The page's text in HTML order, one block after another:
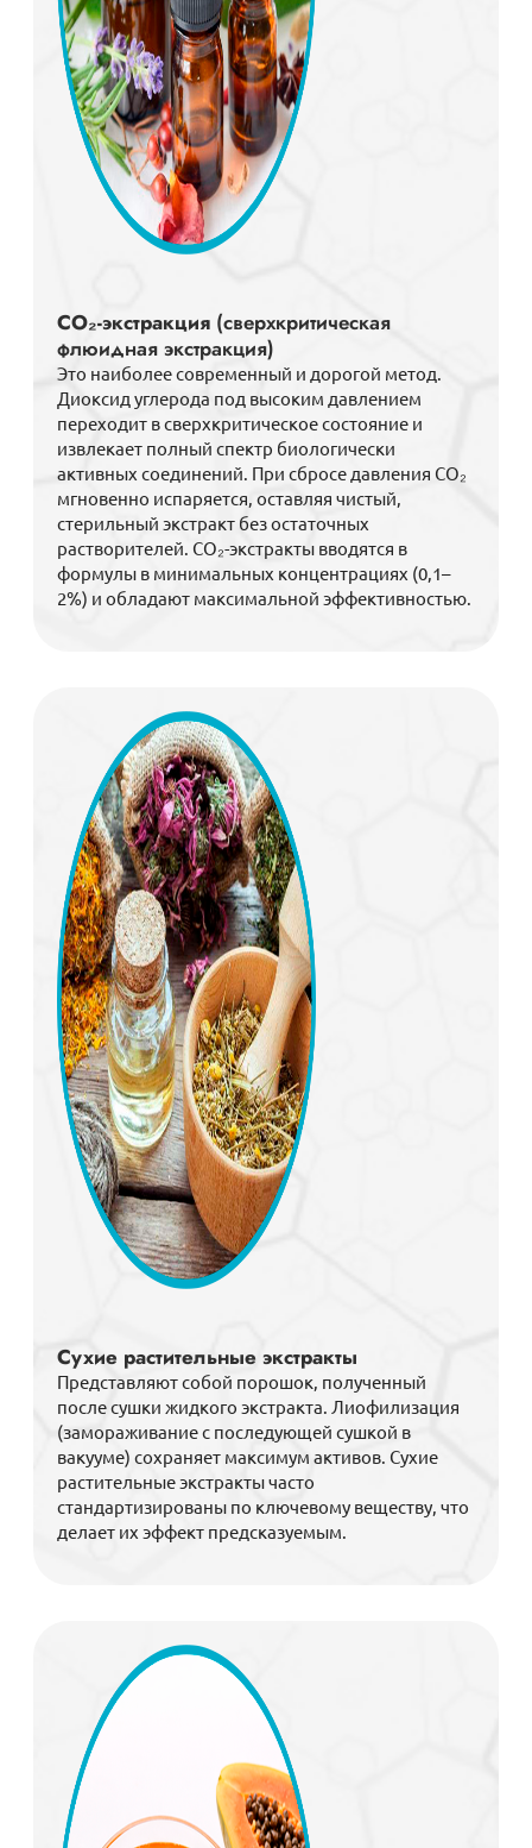
CO₂-экстракция (сверхкритическая
флюидная экстракция)
Это наиболее современный и дорогой метод.
Диоксид углерода под высоким давлением
переходит в сверхкритическое состояние и
извлекает полный спектр биологически
активных соединений. При сбросе давления CO₂
мгновенно испаряется, оставляя чистый,
стерильный экстракт без остаточных
растворителей. CO₂-экстракты вводятся в
формулы в минимальных концентрациях (0,1–
2%) и обладают максимальной эффективностью.
Сухие растительные экстракты
Представляют собой порошок, полученный
после сушки жидкого экстракта. Лиофилизация
(замораживание с последующей сушкой в
вакууме) сохраняет максимум активов. Сухие
растительные экстракты часто
стандартизированы по ключевому веществу, что
делает их эффект предсказуемым.